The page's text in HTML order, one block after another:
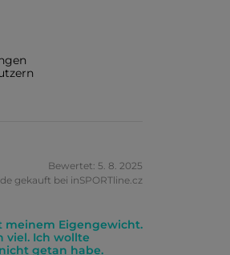
Bewertet: 5. 8. 2025
gekauft bei inSPORTline.cz
meinem Eigengewicht.
viel. Ich wollte
getan habe.